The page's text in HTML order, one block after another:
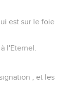
est sur le foie
l'Eternel.
; et les